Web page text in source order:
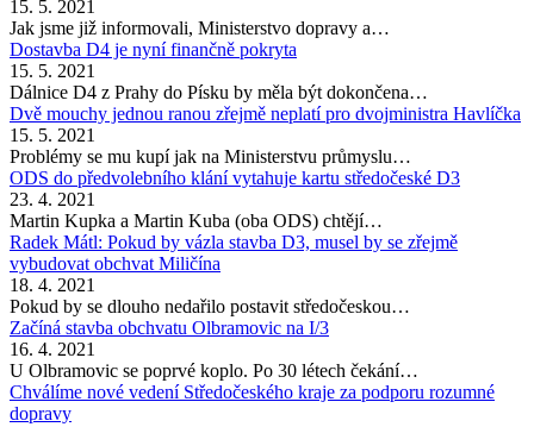
15. 5. 2021
Jak jsme již informovali, Ministerstvo dopravy a…
Dostavba D4 je nyní finančně pokryta
15. 5. 2021
Dálnice D4 z Prahy do Písku by měla být dokončena…
Dvě mouchy jednou ranou zřejmě neplatí pro dvojministra Havlíčka
15. 5. 2021
Problémy se mu kupí jak na Ministerstvu průmyslu…
ODS do předvolebního klání vytahuje kartu středočeské D3
23. 4. 2021
Martin Kupka a Martin Kuba (oba ODS) chtějí…
Radek Mátl: Pokud by vázla stavba D3, musel by se zřejmě
vybudovat obchvat Miličína
18. 4. 2021
Pokud by se dlouho nedařilo postavit středočeskou…
Začíná stavba obchvatu Olbramovic na I/3
16. 4. 2021
U Olbramovic se poprvé koplo. Po 30 létech čekání…
Chválíme nové vedení Středočeského kraje za podporu rozumné
dopravy